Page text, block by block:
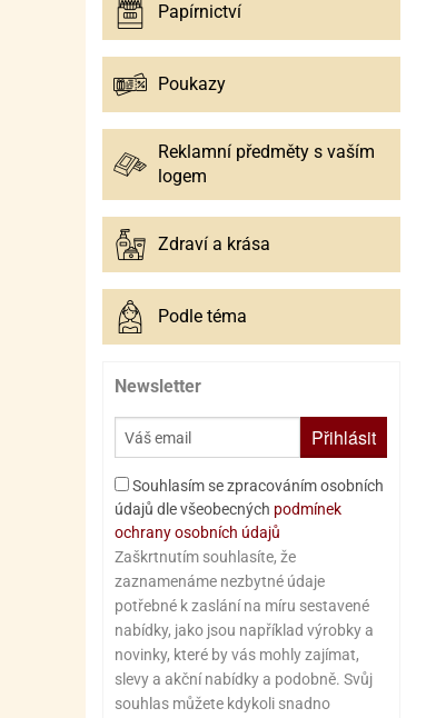
Papírnictví
Poukazy
Reklamní předměty s vaším
logem
Zdraví a krása
Podle téma
Newsletter
Přihlásit
Souhlasím se zpracováním osobních
údajů dle všeobecných podmínek
ochrany osobních údajů
Zaškrtnutím souhlasíte, že
zaznamenáme nezbytné údaje
potřebné k zaslání na míru sestavené
nabídky, jako jsou například výrobky a
novinky, které by vás mohly zajímat,
slevy a akční nabídky a podobně. Svůj
souhlas můžete kdykoli snadno